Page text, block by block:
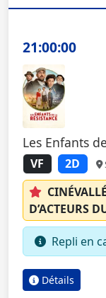
21:00:00
Les Enfants
VF 2D
D’ACTEURS
Repli en
Détails